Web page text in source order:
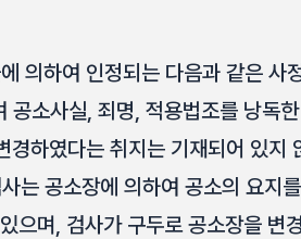
의하여 인정되는 다음과 같은
소사실, 죄명, 적용법조를 낭독
경하였다는 취지는 기재되어 있
공소장에 의하여 공소의 요지
으며, 검사가 구두로 공소장을 변